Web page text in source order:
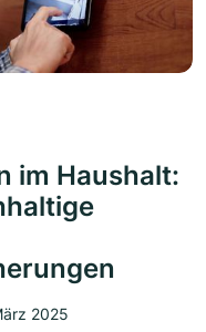
im Haushalt:
2025